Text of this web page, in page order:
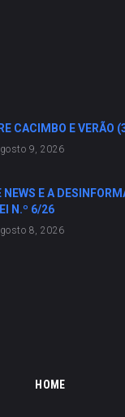
CACIMBO E VERÃO
9, 2026
NEWS E A
N.º 6/26
8, 2026
HOME